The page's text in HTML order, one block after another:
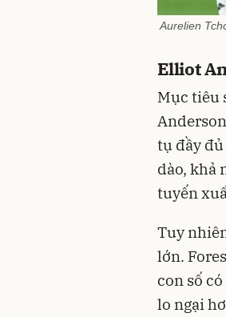
Aurelien
Elliot
Mục tiêu
tụ đầy
dào, khả
tuyến
Tuy
lớn.
con số
lo ngại